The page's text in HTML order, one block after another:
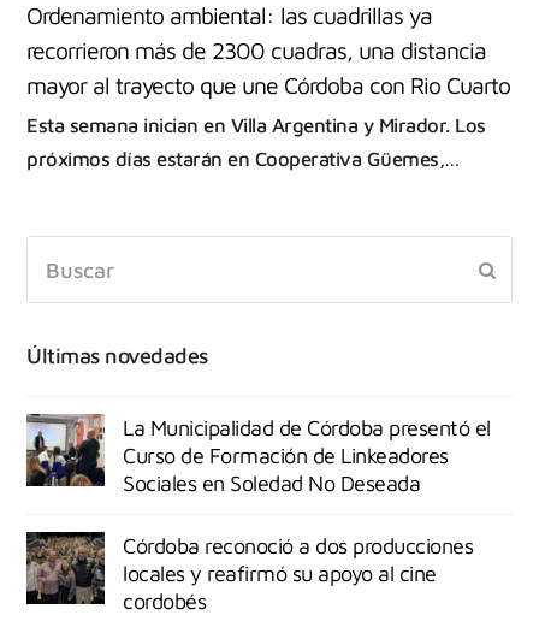
Ordenamiento ambiental: las cuadrillas ya
recorrieron más de 2300 cuadras, una distancia
mayor al trayecto que une Córdoba con Rio Cuarto
Esta semana inician en Villa Argentina y Mirador. Los
próximos días estarán en Cooperativa Güemes,…
Últimas novedades
La Municipalidad de Córdoba presentó el
Curso de Formación de Linkeadores
Sociales en Soledad No Deseada
Córdoba reconoció a dos producciones
locales y reafirmó su apoyo al cine
cordobés